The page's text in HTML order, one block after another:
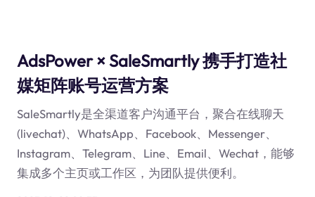
AdsPower × SaleSmartly 携手打造社
媒矩阵账号运营方案
SaleSmartly是全渠道客户沟通平台，聚合在线聊天
(livechat)、WhatsApp、Facebook、Messenger、
Instagram、Telegram、Line、Email、Wechat，能够
集成多个主页或工作区，为团队提供便利。